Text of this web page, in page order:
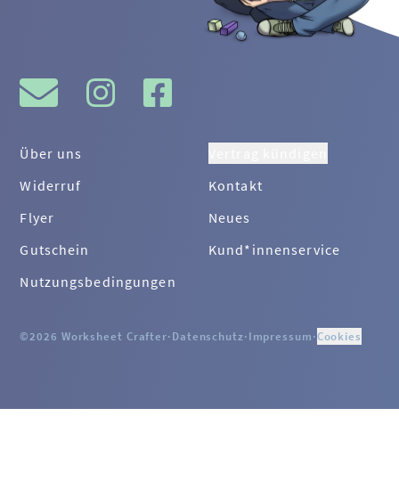
Über uns
Widerruf
Kontakt
Flyer
Neues
Gutschein
Kund*innenservice
Nutzungsbedingungen
©2026 Worksheet Crafter·Datenschutz·Impressum·Cookies